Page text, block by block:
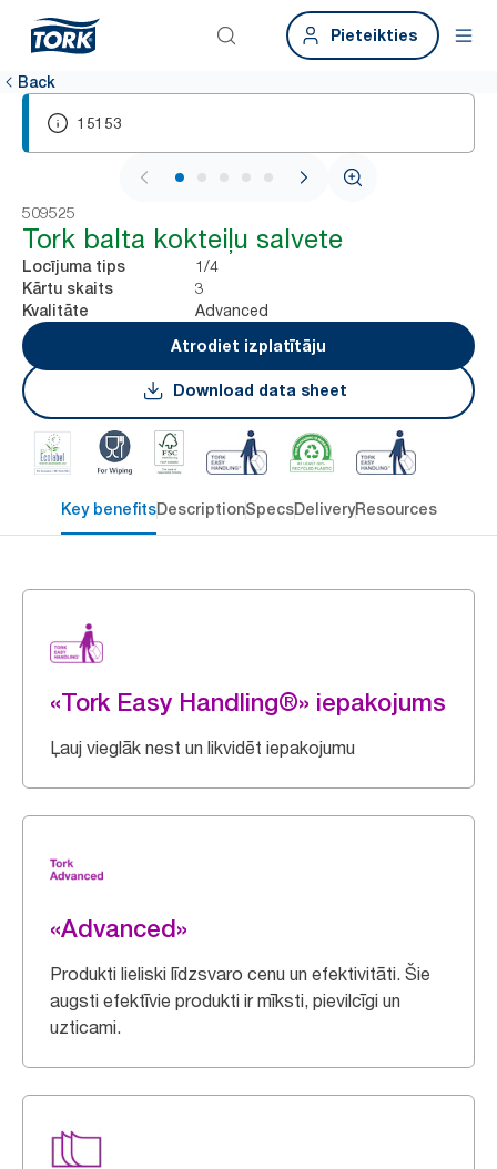
Pieteikties
Back
15153
1 / 6
509525
Tork balta kokteiļu salvete
Locījuma tips 1/4
Kārtu skaits 3
Kvalitāte
Advanced
Atrodiet izplatītāju
Download data sheet
Key benefitsDescriptionSpecsDeliveryResources
«Tork Easy Handling®» iepakojums
Ļauj vieglāk nest un likvidēt iepakojumu
«Advanced»
Produkti lieliski līdzsvaro cenu un efektivitāti. Šie
augsti efektīvie produkti ir mīksti, pievilcīgi un
uzticami.